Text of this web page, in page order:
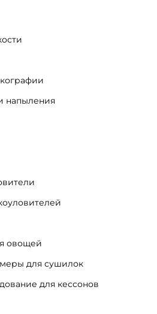
напыления
овощей
для сушилок
для кессонов